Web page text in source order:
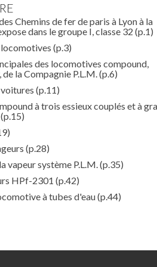
Chemins de fer de paris à Lyon à la
dans le groupe I, classe 32 (p.1)
(p.3)
des locomotives compound,
la Compagnie P.L.M. (p.6)
(p.11)
à trois essieux couplés et à
(p.15)
(p.28)
vapeur système P.L.M. (p.35)
HPf-2301 (p.42)
à tubes d'eau(p.44)